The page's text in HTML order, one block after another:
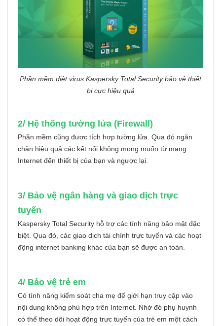
Phần mềm diệt virus Kaspersky Total Security bảo vệ thiết
bị cực hiệu quả
2/ Hệ thống tường lửa (Firewall)
Phần mềm cũng được tích hợp tường lửa. Qua đó ngăn
chặn hiệu quả các kết nối không mong muốn từ mạng
Internet đến thiết bị của bạn và ngược lại.
3/ Bảo vệ ngân hàng và giao dịch trực
tuyến
Kaspersky Total Security hỗ trợ các tính năng bảo mật đặc
biệt. Qua đó, các giao dịch tài chính trực tuyến và các hoạt
động internet banking khác của bạn sẽ được an toàn.
4/ Bảo vệ trẻ em
Có tính năng kiểm soát cha mẹ để giới hạn truy cập vào
nội dung không phù hợp trên Internet. Nhờ đó phụ huynh
có thể theo dõi hoạt động trực tuyến của trẻ em một cách